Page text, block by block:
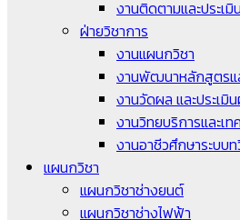
งานติดตามและประเ
ฝ่ายวิชาการ
งานแผนกวิชา
งานพัฒนาหลักสูตรแ
งานวัดผล และประเมิ
งานวิทยบริการและเ
งานอาชีวศึกษาระบบ
แผนกวิชา
แผนกวิชาช่างยนต์
แผนกวิชาช่างไฟฟ้า